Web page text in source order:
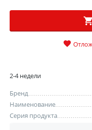
2-4 недели
Бренд
Наименование
Серия продукта